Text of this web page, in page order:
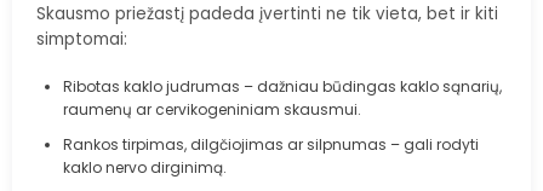
Skausmo priežastį padeda įvertinti ne tik vieta, bet ir kiti
simptomai:
Ribotas kaklo judrumas – dažniau būdingas kaklo sąnarių,
raumenų ar cervikogeniniam skausmui.
Rankos tirpimas, dilgčiojimas ar silpnumas – gali rodyti
kaklo nervo dirginimą.